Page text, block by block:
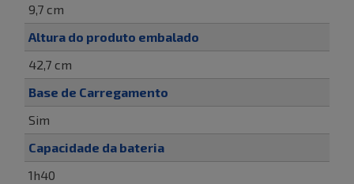
9,7 cm
Altura do produto embalado
42,7 cm
Base de Carregamento
Sim
Capacidade da bateria
1h40